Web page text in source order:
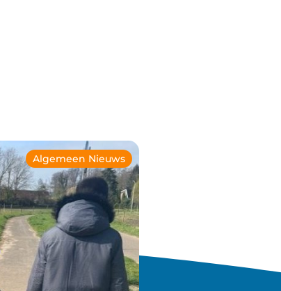
Algemeen Nieuws